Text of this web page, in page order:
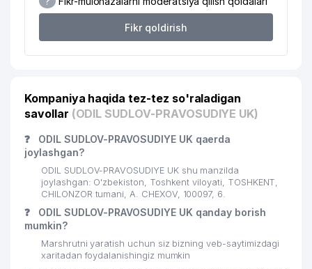
20 857 м
COMPUTER CREDIT STANDART
XUSUSIY KORXONASI
23 FIDO-BIZNES MChJ 952 м
24 XORAZM SHAKAR MChJ
Fikr qoldirish
Kompaniya haqida tez-tez so'raladigan
savollar (ODIL SUDLOV-PRAVOSUDIYE UK)
❓
ODIL SUDLOV-PRAVOSUDIYE UK qaerda
joylashgan?
ODIL SUDLOV-PRAVOSUDIYE UK shu manzilda
joylashgan: O'zbekiston, Toshkent viloyati, TOSHKENT,
CHILONZOR tumani, A. CHEXOV, 100097, 6.
❓
ODIL SUDLOV-PRAVOSUDIYE UK qanday borish
mumkin?
Marshrutni yaratish uchun siz bizning veb-saytimizdagi
xaritadan foydalanishingiz mumkin